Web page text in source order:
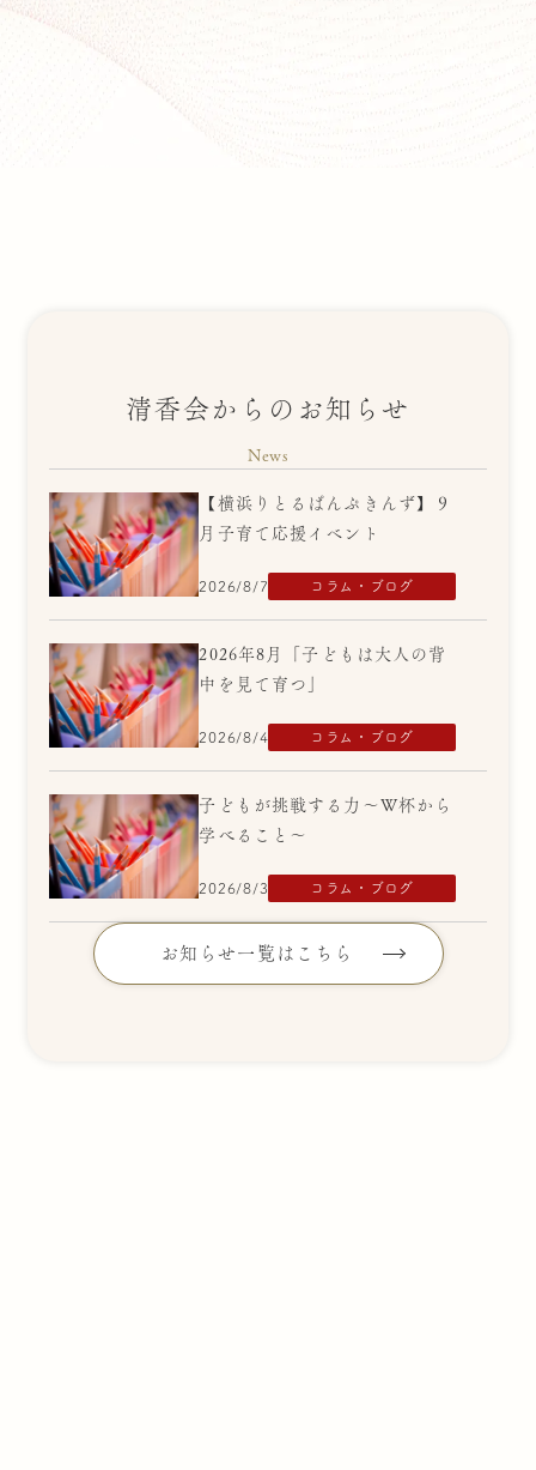
清香会からのお知らせ
News
【横浜りとるぱんぷきんず】９
月子育て応援イベント
2026/8/7 コラム・ブログ
2026年8月「子どもは大人の背
中を見て育つ」
2026/8/4 コラム・ブログ
子どもが挑戦する力～W杯から
学べること～
2026/8/3 コラム・ブログ
お知らせ一覧はこちら